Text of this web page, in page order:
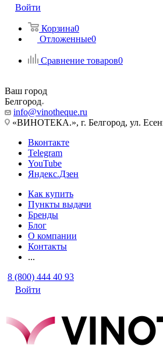
Войти
Корзина0
Отложенные0
Сравнение товаров0
Ваш город
Белгород
info@vinotheque.ru
«ВИНОТЕКА.», г. Белгород, ул.
Вконтакте
Telegram
YouTube
Яндекс.Дзен
Как купить
Пункты выдачи
Бренды
Блог
О компании
Контакты
...
8 (800) 444 40 93
Войти